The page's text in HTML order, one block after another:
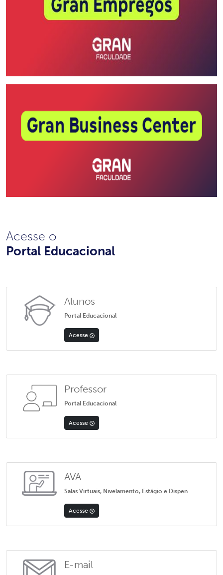
Acesse o
Portal Educacional
Alunos
Portal Educacional
Acesse
Professor
Portal Educacional
Acesse
AVA
Salas Virtuais, Nivelamento, Estágio e Dispen
Acesse
E-mail